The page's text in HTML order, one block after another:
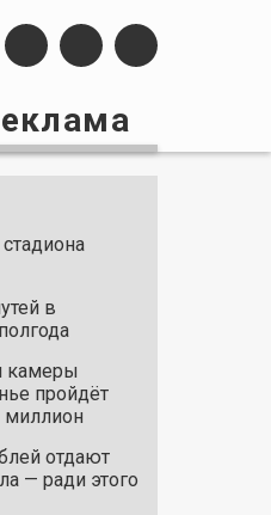
в
камеры
пройдёт
миллион
отдают
— ради этого